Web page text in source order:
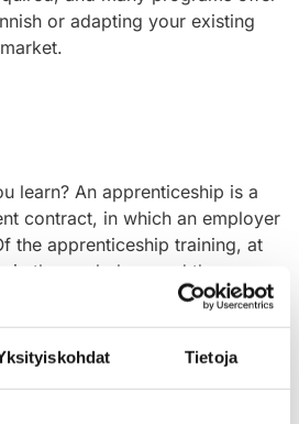
Tietoja
or adapting your existing
learn? An apprenticeship is a
contract, in which an employer
the apprenticeship training, at
in the workplace and the
institution, online or